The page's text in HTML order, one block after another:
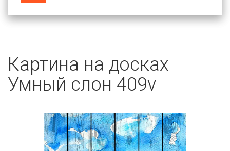
Картина на досках
Умный слон 409v